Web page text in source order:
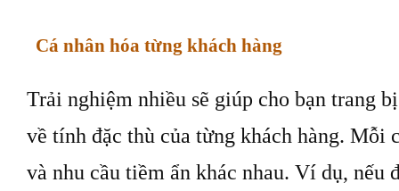
Cá nhân hóa từng khách hàng
Trải nghiệm nhiều sẽ giúp cho bạn trang
về tính đặc thù của từng khách hàng. Mỗi
và nhu cầu tiềm ẩn khác nhau. Ví dụ, nếu